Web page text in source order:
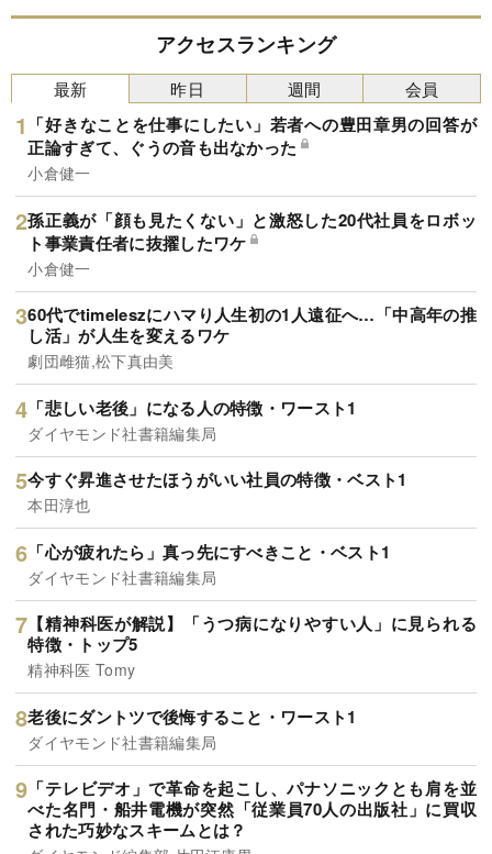
アクセスランキング
最新
「好きなことを仕事にしたい」若者への豊田章男の回答が
正論すぎて、ぐうの音も出なかった
小倉健一
孫正義が「顔も見たくない」と激怒した20代社員をロボッ
ト事業責任者に抜擢したワケ
小倉健一
60代でtimeleszにハマり人生初の1人遠征へ…「中高年の推
し活」が人生を変えるワケ
劇団雌猫,松下真由美
「悲しい老後」になる人の特徴・ワースト1
ダイヤモンド社書籍編集局
今すぐ昇進させたほうがいい社員の特徴・ベスト1
本田淳也
「心が疲れたら」真っ先にすべきこと・ベスト1
ダイヤモンド社書籍編集局
【精神科医が解説】「うつ病になりやすい人」に見られる
特徴・トップ5
精神科医 Tomy
老後にダントツで後悔すること・ワースト1
ダイヤモンド社書籍編集局
「テレビデオ」で革命を起こし、パナソニックとも肩を並
べた名門・船井電機が突然「従業員70人の出版社」に買収
された巧妙なスキームとは？
昨日 週間 会員